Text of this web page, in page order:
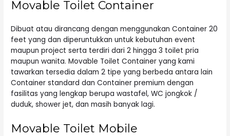
Movable Toilet Container
Dibuat atau dirancang dengan menggunakan Container 20
feet yang dan diperuntukkan untuk kebutuhan event
maupun project serta terdiri dari 2 hingga 3 toilet pria
maupun wanita. Movable Toilet Container yang kami
tawarkan tersedia dalam 2 tipe yang berbeda antara lain
Container standard dan Container premium dengan
fasilitas yang lengkap berupa wastafel, WC jongkok /
duduk, shower jet, dan masih banyak lagi.
Movable Toilet Mobile